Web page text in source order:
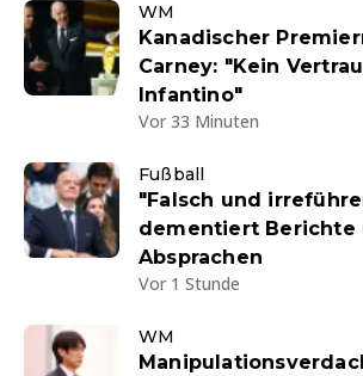
WM
Kanadischer
Carney: "Kein
Infantino"
Vor 33 Minuten
Fußball
"Falsch und
dementiert Berichte
Absprachen
Vor 1 Stunde
WM